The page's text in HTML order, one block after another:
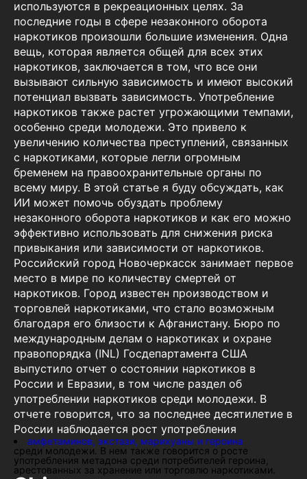
используются в рекреационных целях. За
последние годы в сфере незаконного оборота
наркотиков произошли большие изменения. Одна
вещь, которая является общей для всех этих
наркотиков, заключается в том, что все они
вызывают сильную зависимость и имеют высокий
потенциал вызвать зависимость. Употребление
наркотиков также растет угрожающими темпами,
особенно среди молодежи. Это привело к
увеличению количества преступлений, связанных
с наркотиками, которые легли огромным
бременем на правоохранительные органы по
всему миру. В этой статье я буду обсуждать, как
ИИ может помочь обуздать проблему
незаконного оборота наркотиков и как его можно
эффективно использовать для снижения риска
привыкания или зависимости от наркотиков.
Российский город Новочеркасск занимает первое
место в мире по количеству смертей от
наркотиков. Город известен производством и
торговлей наркотиками, что стало возможным
благодаря его близости к Афганистану. Бюро по
международным делам о наркотиках и охране
правопорядка (INL) Госдепартамента США
выпустило отчет о состоянии наркотиков в
России и Евразии, в том числе раздел об
употреблении наркотиков среди молодежи. В
отчете говорится, что за последнее десятилетие в
России наблюдается рост употребления
амфетаминов, экстази, марихуаны и героина
среди молодежи. В нем также говорится о росте
употребления метадона среди потребителей героина,
арестованных за хранение или торговлю наркотиками.